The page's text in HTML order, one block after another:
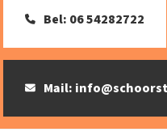
Bel: 06 54282722
Mail: